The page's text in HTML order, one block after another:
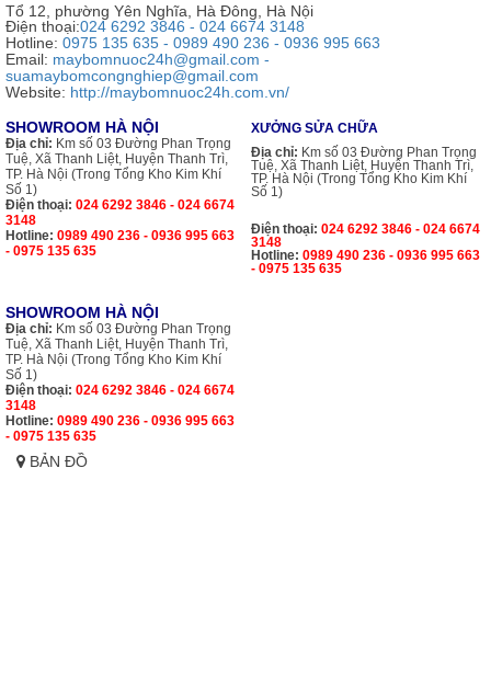
Tổ 12, phường Yên Nghĩa, Hà Đông, Hà Nội
Điện thoại:024 6292 3846 - 024 6674 3148
Hotline: 0975 135 635 - 0989 490 236 - 0936 995 663
Email: maybomnuoc24h@gmail.com -
suamaybomcongnghiep@gmail.com
Website: http://maybomnuoc24h.com.vn/
SHOWROOM HÀ NỘI
Địa chỉ: Km số 03 Đường Phan Trọng
Tuệ, Xã Thanh Liệt, Huyện Thanh Trì,
TP. Hà Nội (Trong Tổng Kho Kim Khí
Số 1)
Điện thoại: 024 6292 3846 - 024 6674
3148
Hotline: 0989 490 236 - 0936 995 663
- 0975 135 635
XƯỞNG SỬA CHỮA
Địa chỉ: Km số 03 Đường Phan Trọng
Tuệ, Xã Thanh Liệt, Huyện Thanh Trì,
TP. Hà Nội (Trong Tổng Kho Kim Khí
Số 1)
Điện thoại: 024 6292 3846 - 024 6674
3148
Hotline: 0989 490 236 - 0936 995 663
- 0975 135 635
SHOWROOM HÀ NỘI
Địa chỉ: Km số 03 Đường Phan Trọng
Tuệ, Xã Thanh Liệt, Huyện Thanh Trì,
TP. Hà Nội (Trong Tổng Kho Kim Khí
Số 1)
Điện thoại: 024 6292 3846 - 024 6674
3148
Hotline: 0989 490 236 - 0936 995 663
- 0975 135 635
BẢN ĐỒ